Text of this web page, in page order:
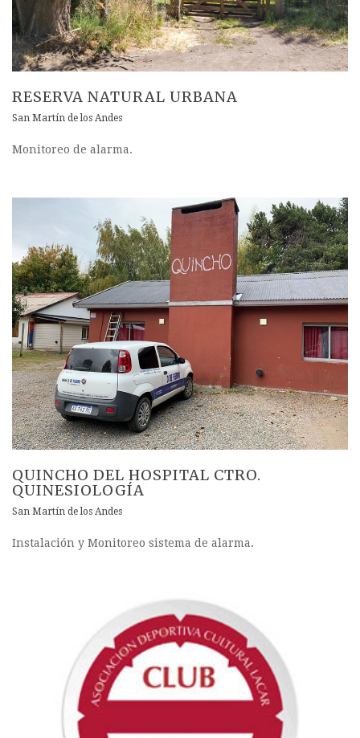
RESERVA NATURAL URBANA
San Martín de los Andes
Monitoreo de alarma.
QUINCHO DEL HOSPITAL CTRO.
QUINESIOLOGÍA
San Martín de los Andes
Instalación y Monitoreo sistema de alarma.